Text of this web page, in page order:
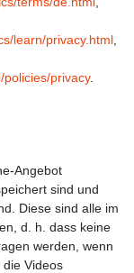
learn/privacy.html
policies/privacy.
Angebot
sind und
Diese sind alle im
d. h. dass keine
werden, wenn
die Videos